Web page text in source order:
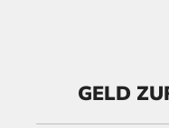
GELD